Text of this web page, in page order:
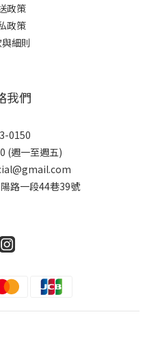
政策
政策
細則
我們
0150
(週一至週五)
路一段44巷39號